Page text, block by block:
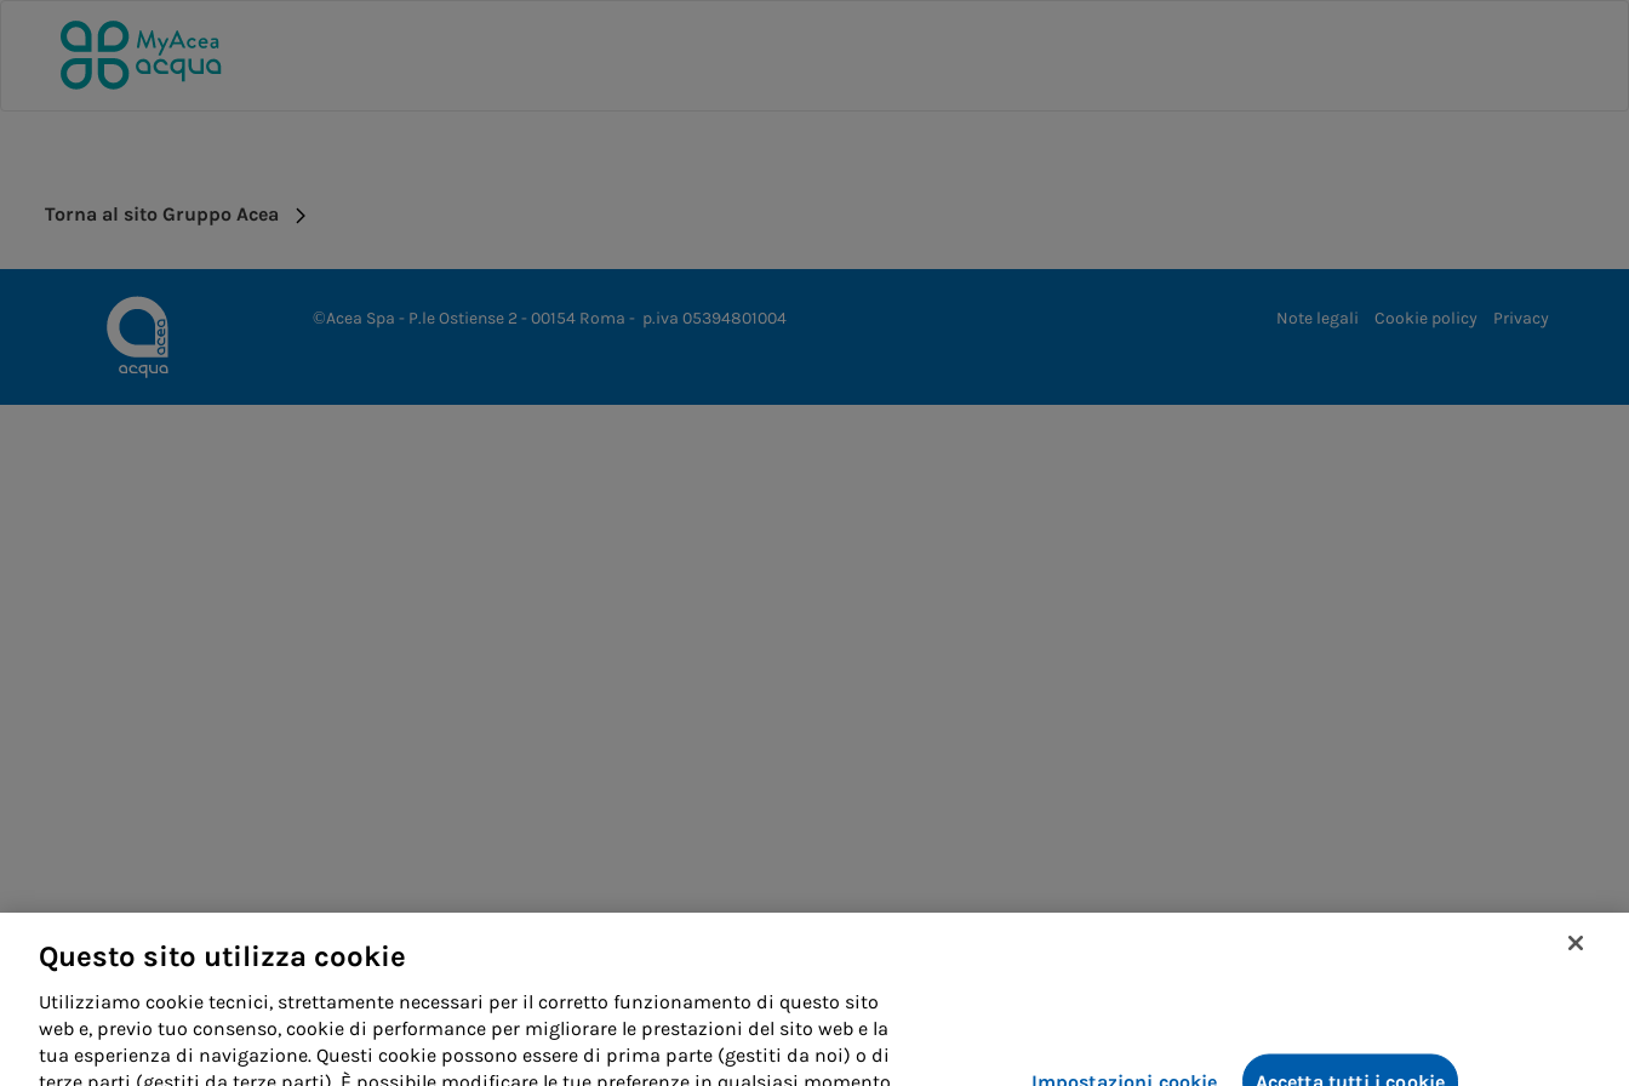
Torna al sito Gruppo Acea
©Acea Spa - P.le Ostiense 2 - 00154 Roma - p.iva 05394801004 Note legali Cookie policy Privacy
Questo sito utilizza cookie
Utilizziamo cookie tecnici, strettamente necessari per il corretto funzionamento di questo sito
web e, previo tuo consenso, cookie di performance per migliorare le prestazioni del sito web e la
tua esperienza di navigazione. Questi cookie possono essere di prima parte (gestiti da noi) o di
Impostazioni cookie Accetta tutti i cookie